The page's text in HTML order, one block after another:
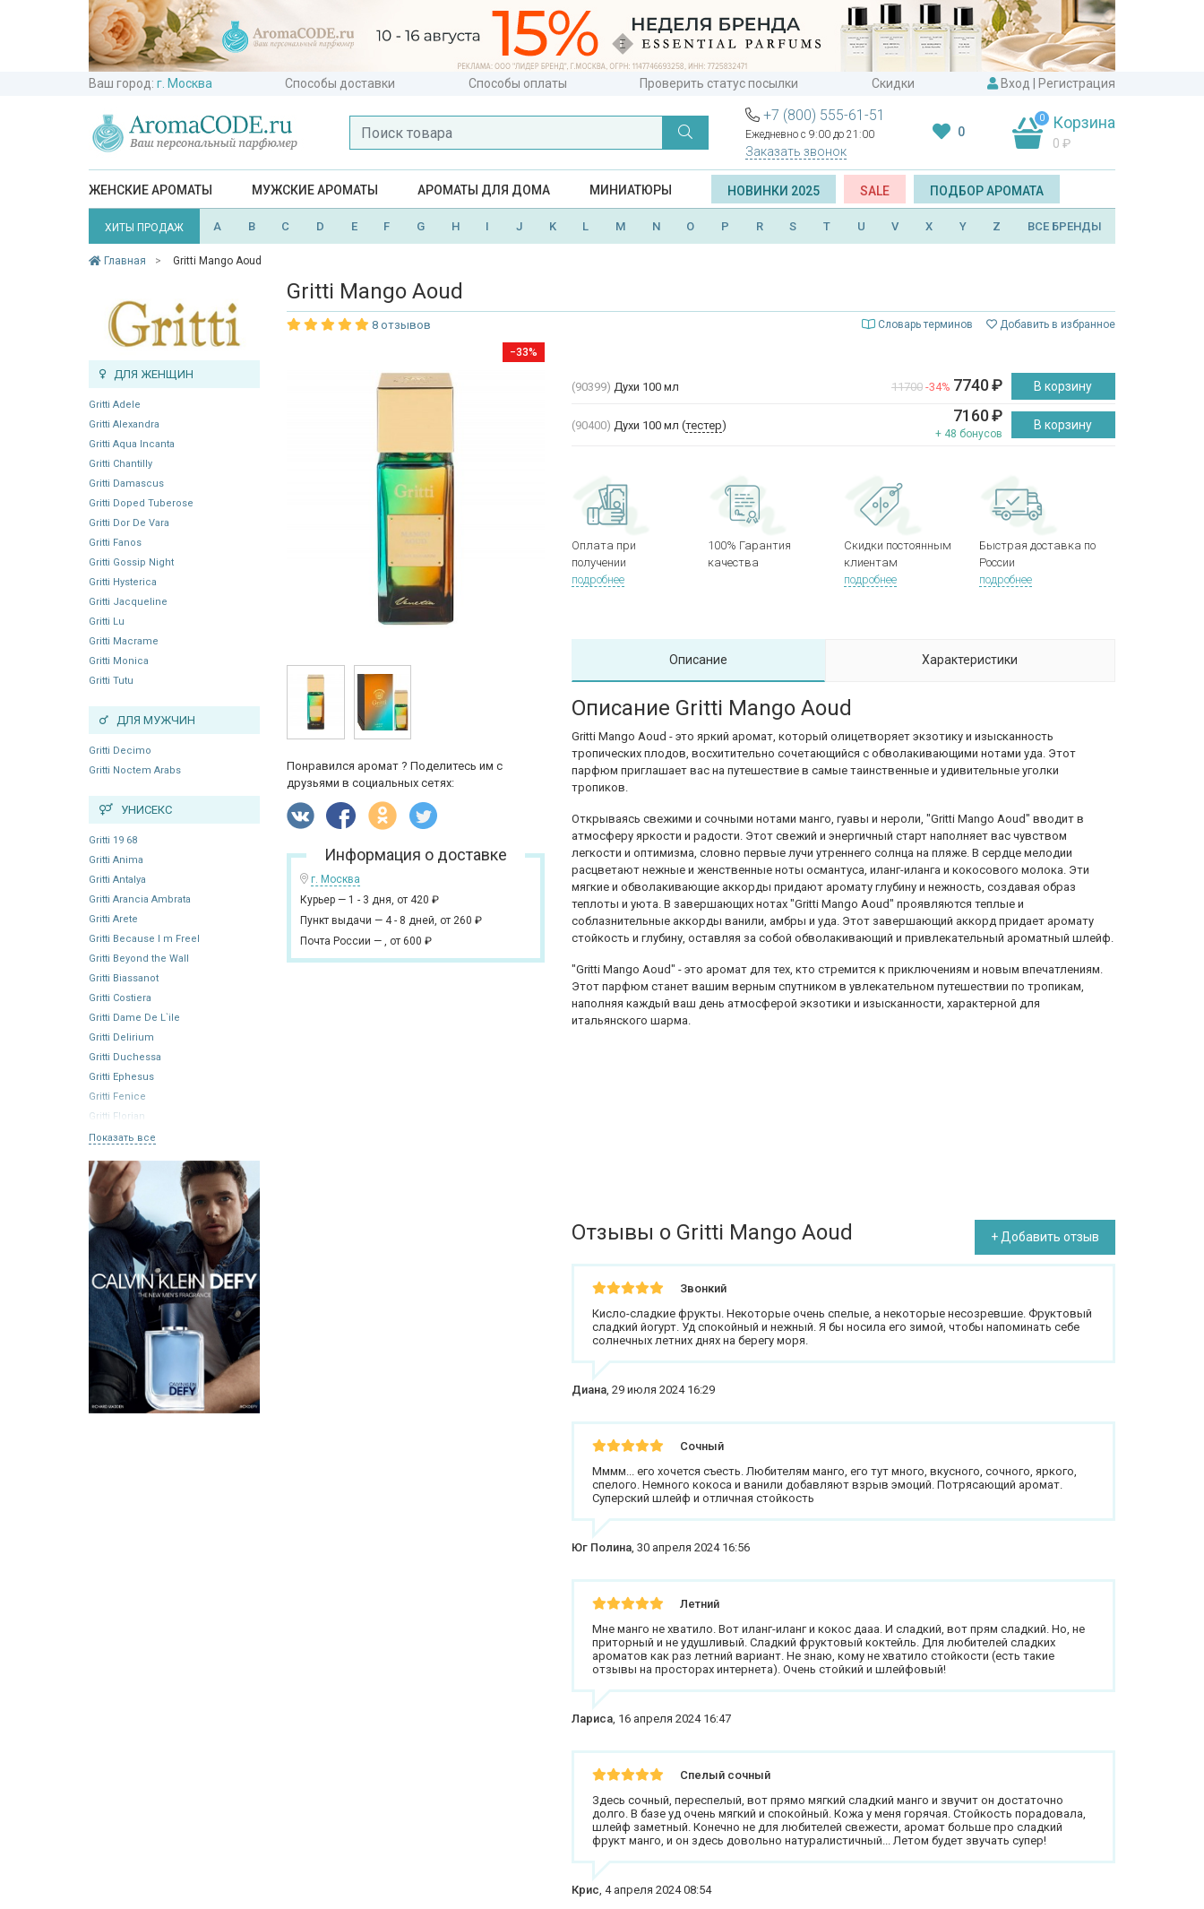
Ваш город: г. Москва Способы доставки Способы оплаты Проверить статус посылки Скидки Вход Регистрация
+7 (800) 555-61-51
Ежедневно с 9:00 до 21:00
Заказать звонок
0
0 Корзина
0 ₽
ЖЕНСКИЕ АРОМАТЫ МУЖСКИЕ АРОМАТЫ АРОМАТЫ ДЛЯ ДОМА МИНИАТЮРЫ НОВИНКИ 2025 SALE ПОДБОР АРОМАТА
ХИТЫ ПРОДАЖ A B C D E F G H I J K L M N O P R S T U V X Y Z ВСЕ БРЕНДЫ
Главная Gritti Mango Aoud
ДЛЯ ЖЕНЩИН
Gritti Adele
Gritti Alexandra
Gritti Aqua Incanta
Gritti Chantilly
Gritti Damascus
Gritti Doped Tuberose
Gritti Dor De Vara
Gritti Fanos
Gritti Gossip Night
Gritti Hysterica
Gritti Jacqueline
Gritti Lu
Gritti Macrame
Gritti Monica
Gritti Tutu
ДЛЯ МУЖЧИН
Gritti Decimo
Gritti Noctem Arabs
УНИСЕКС
Gritti 19 68
Gritti Anima
Gritti Antalya
Gritti Arancia Ambrata
Gritti Arete
Gritti Because I m Freel
Gritti Beyond the Wall
Gritti Biassanot
Gritti Costiera
Gritti Dame De L`ile
Gritti Delirium
Gritti Duchessa
Gritti Ephesus
Gritti Fenice
Gritti Florian
Показать все
Gritti Mango Aoud
8 отзывов Словарь терминов Добавить в избранное
−33%
Понравился аромат ? Поделитесь им с
друзьями в социальных сетях:
Информация о доставке
г. Москва
Курьер — 1 - 3 дня, от 420 ₽
Пункт выдачи — 4 - 8 дней, от 260 ₽
Почта России — , от 600 ₽
(90399) Духи 100 мл 11700 -34% 7740₽ В корзину
(90400) Духи 100 мл (тестер) 7160₽
+ 48 бонусов
В корзину
Оплата при
получении
подробнее
100% Гарантия
качества
Скидки постоянным
клиентам
подробнее
Быстрая доставка по
России
подробнее
Описание Характеристики
Описание Gritti Mango Aoud
Gritti Mango Aoud - это яркий аромат, который олицетворяет экзотику и изысканность
тропических плодов, восхитительно сочетающийся с обволакивающими нотами уда. Этот
парфюм приглашает вас на путешествие в самые таинственные и удивительные уголки
тропиков.
Открываясь свежими и сочными нотами манго, гуавы и нероли, "Gritti Mango Aoud" вводит в
атмосферу яркости и радости. Этот свежий и энергичный старт наполняет вас чувством
легкости и оптимизма, словно первые лучи утреннего солнца на пляже. В сердце мелодии
расцветают нежные и женственные ноты османтуса, иланг-иланга и кокосового молока. Эти
мягкие и обволакивающие аккорды придают аромату глубину и нежность, создавая образ
теплоты и уюта. В завершающих нотах "Gritti Mango Aoud" проявляются теплые и
соблазнительные аккорды ванили, амбры и уда. Этот завершающий аккорд придает аромату
стойкость и глубину, оставляя за собой обволакивающий и привлекательный ароматный шлейф.
"Gritti Mango Aoud" - это аромат для тех, кто стремится к приключениям и новым впечатлениям.
Этот парфюм станет вашим верным спутником в увлекательном путешествии по тропикам,
наполняя каждый ваш день атмосферой экзотики и изысканности, характерной для
итальянского шарма.
Отзывы о Gritti Mango Aoud + Добавить отзыв
Звонкий
Кисло-сладкие фрукты. Некоторые очень спелые, а некоторые несозревшие. Фруктовый
сладкий йогурт. Уд спокойный и нежный. Я бы носила его зимой, чтобы напоминать себе
солнечных летних днях на берегу моря.
Диана,29 июля 2024 16:29
Сочный
Мммм... его хочется съесть. Любителям манго, его тут много, вкусного, сочного, яркого,
спелого. Немного кокоса и ванили добавляют взрыв эмоций. Потрясающий аромат.
Суперский шлейф и отличная стойкость
Юг Полина,30 апреля 2024 16:56
Летний
Мне манго не хватило. Вот иланг-иланг и кокос дааа. И сладкий, вот прям сладкий. Но, не
приторный и не удушливый. Сладкий фруктовый коктейль. Для любителей сладких
ароматов как раз летний вариант. Не знаю, кому не хватило стойкости (есть такие
отзывы на просторах интернета). Очень стойкий и шлейфовый!
Лариса, 16 апреля 2024 16:47
Спелый сочный
Здесь сочный, переспелый, вот прямо мягкий сладкий манго и звучит он достаточно
долго. В базе уд очень мягкий и спокойный. Кожа у меня горячая. Стойкость порадовала,
шлейф заметный. Конечно не для любителей свежести, аромат больше про сладкий
фрукт манго, и он здесь довольно натуралистичный... Летом будет звучать супер!
Крис,4 апреля 2024 08:54